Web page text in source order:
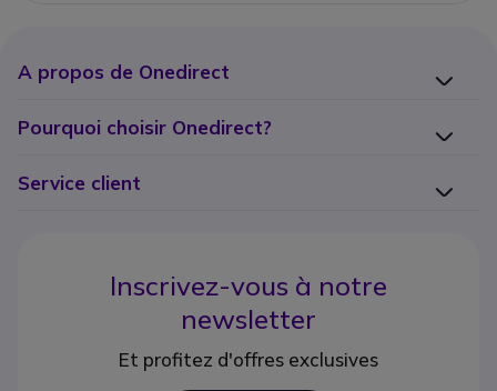
A propos de Onedirect
Pourquoi choisir Onedirect?
Service client
Inscrivez-vous à notre
newsletter
Et profitez d'offres exclusives